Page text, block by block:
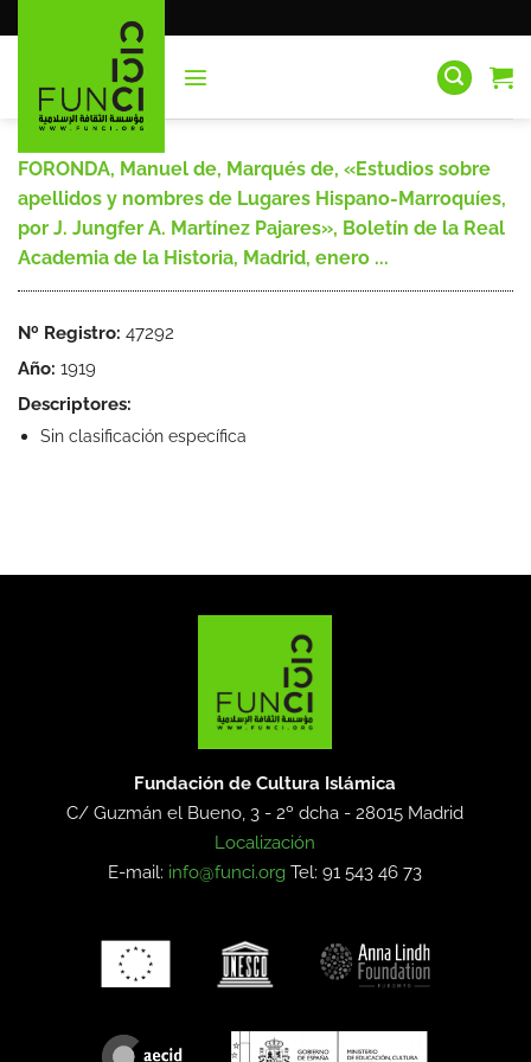
al
FORONDA, Manuel de, Marqués de, «Estudios sobre
apellidos y nombres de Lugares Hispano-Marroquíes,
por J. Jungfer A. Martínez Pajares», Boletín de la Real
Academia de la Historia, Madrid, enero ...
Nº Registro: 47292
Año: 1919
Descriptores:
Sin clasificación específica
Fundación de Cultura Islámica
C/ Guzmán el Bueno, 3 - 2º dcha -28015 Madrid
Localización
E-mail: info@funci.org Tel: 91 543 46 73